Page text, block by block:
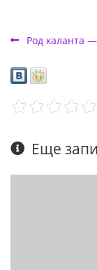
Род каланта
Еще